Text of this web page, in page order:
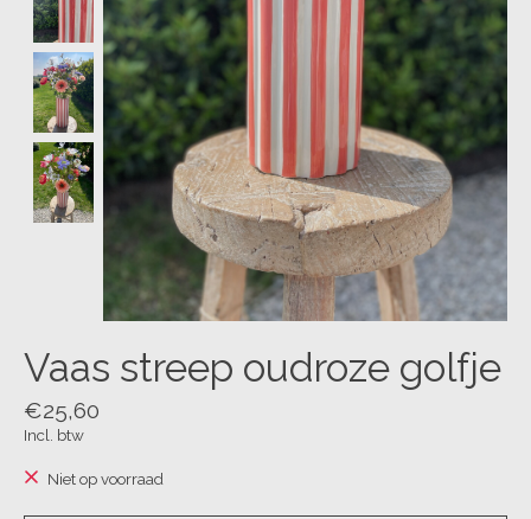
Vaas streep oudroze golfje
€25,60
Incl. btw
Niet op voorraad